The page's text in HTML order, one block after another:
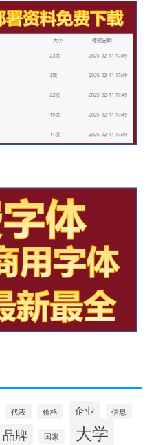
代表 价格 企业 信息
品牌 国家 大学